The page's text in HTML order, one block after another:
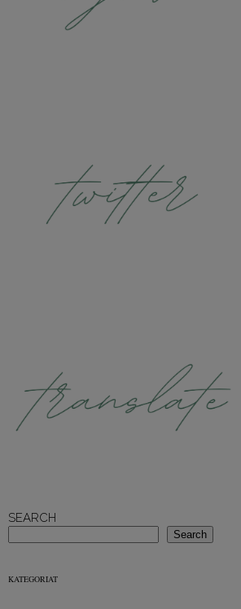
SEARCH
Search
KATEGORIAT